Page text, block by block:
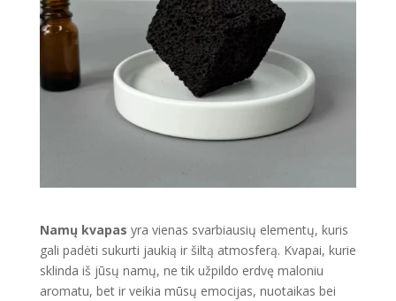
Namų kvapas yra vienas svarbiausių elementų, kuris
gali padėti sukurti jaukią ir šiltą atmosferą. Kvapai, kurie
sklinda iš jūsų namų, ne tik užpildo erdvę maloniu
aromatu, bet ir veikia mūsų emocijas, nuotaikas bei